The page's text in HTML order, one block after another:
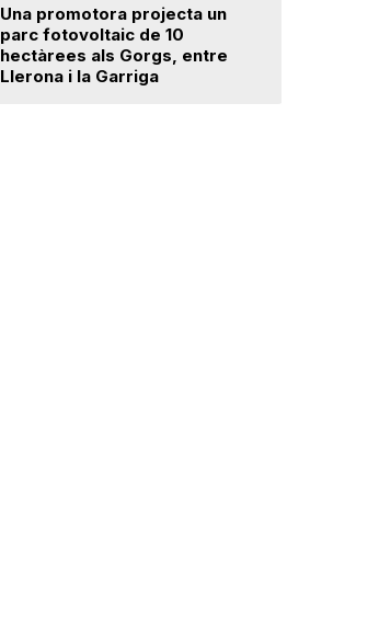
Una promotora projecta un
parc fotovoltaic de 10
hectàrees als Gorgs, entre
Llerona i la Garriga